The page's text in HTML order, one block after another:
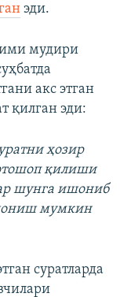
эди.
мудири
акс этган
қилган эди:
ҳозир
қилиши
шунга ишониб
мумкин
суратларда